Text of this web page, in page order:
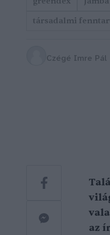
társadalmi
Czégé Imre Pál
az